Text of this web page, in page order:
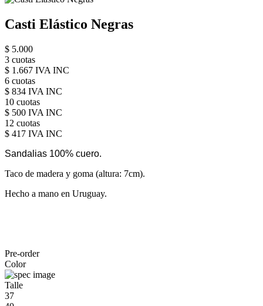
Casti Elástico Negras
$ 5.000
3 cuotas
$ 1.667 IVA INC
6 cuotas
$ 834 IVA INC
10 cuotas
$ 500 IVA INC
12 cuotas
$ 417 IVA INC
Sandalias 100% cuero.
Taco de madera y goma (altura: 7cm).
Hecho a mano en Uruguay.
Pre-order
Color
Talle
37